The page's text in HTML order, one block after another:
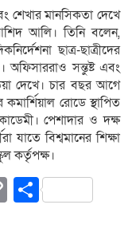
শেখার মানসিকতা দেখে
আলি। তিনি বলেন,
ছাত্র-ছাত্রীদের
অফিসাররাও সন্তুষ্ট এবং
দেখে। চার বছর আগে
রোডে স্থাপিত
পেশাদার ও দক্ষ
যাতে বিশ্বমানের শিক্ষা
কর্তৃপক্ষ।
CopyShare